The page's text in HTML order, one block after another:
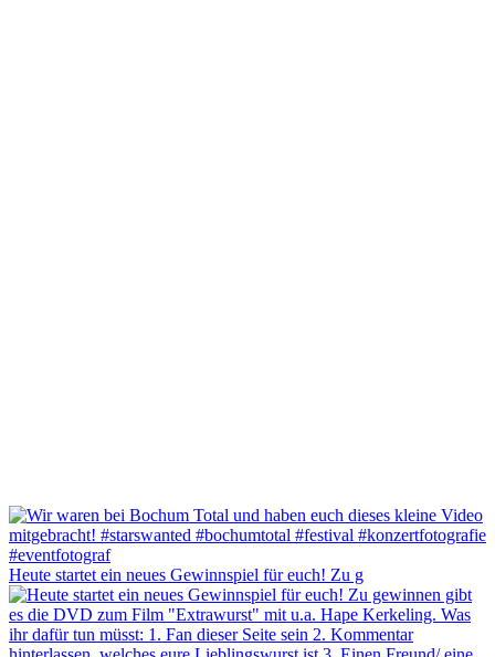
Heute startet ein neues Gewinnspiel für euch! Zu g